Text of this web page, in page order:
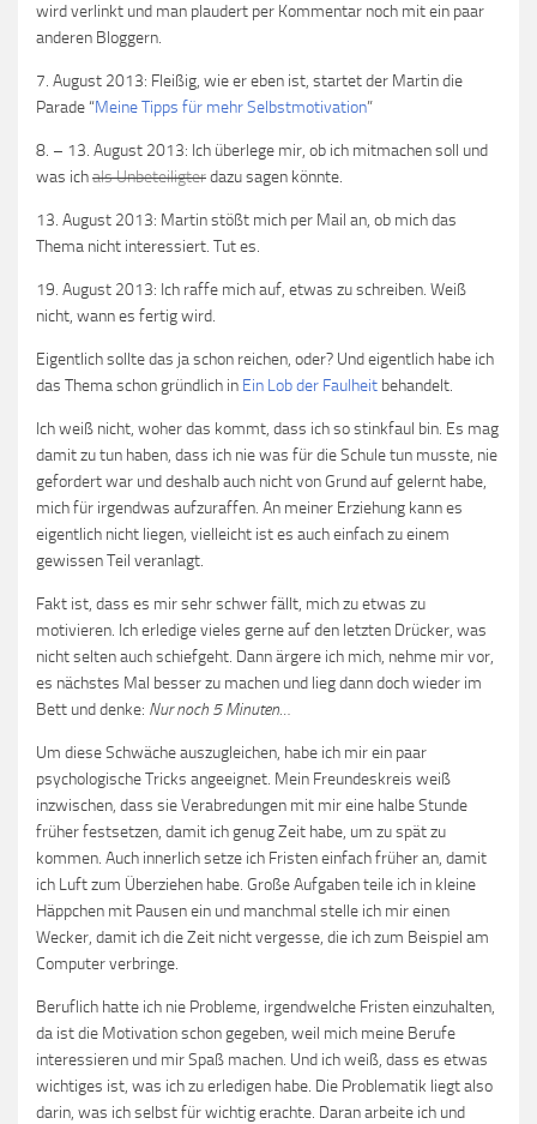
wird verlinkt und man plaudert per Kommentar noch mit ein paar
anderen Bloggern.
7. August 2013: Fleißig, wie er eben ist, startet der Martin die
Parade “Meine Tipps für mehr Selbstmotivation”
8. – 13. August 2013: Ich überlege mir, ob ich mitmachen soll und
was ichals Unbeteiligterdazu sagen könnte.
13. August 2013: Martin stößt mich per Mail an, ob mich das
Thema nicht interessiert. Tut es.
19. August 2013: Ich raffe mich auf, etwas zu schreiben. Weiß
nicht, wann es fertig wird.
Eigentlich sollte das ja schon reichen, oder? Und eigentlich habe ich
das Thema schon gründlich in Ein Lob der Faulheit behandelt.
Ich weiß nicht, woher das kommt, dass ich so stinkfaul bin. Es mag
damit zu tun haben, dass ich nie was für die Schule tun musste, nie
gefordert war und deshalb auch nicht von Grund auf gelernt habe,
mich für irgendwas aufzuraffen. An meiner Erziehung kann es
eigentlich nicht liegen, vielleicht ist es auch einfach zu einem
gewissen Teil veranlagt.
Fakt ist, dass es mir sehr schwer fällt, mich zu etwas zu
motivieren. Ich erledige vieles gerne auf den letzten Drücker, was
nicht selten auch schiefgeht. Dann ärgere ich mich, nehme mir vor,
es nächstes Mal besser zu machen und lieg dann doch wieder im
Bett und denke: Nur noch 5 Minuten…
Um diese Schwäche auszugleichen, habe ich mir ein paar
psychologische Tricks angeeignet. Mein Freundeskreis weiß
inzwischen, dass sie Verabredungen mit mir eine halbe Stunde
früher festsetzen, damit ich genug Zeit habe, um zu spät zu
kommen. Auch innerlich setze ich Fristen einfach früher an, damit
ich Luft zum Überziehen habe. Große Aufgaben teile ich in kleine
Häppchen mit Pausen ein und manchmal stelle ich mir einen
Wecker, damit ich die Zeit nicht vergesse, die ich zum Beispiel am
Computer verbringe.
Beruflich hatte ich nie Probleme, irgendwelche Fristen einzuhalten,
da ist die Motivation schon gegeben, weil mich meine Berufe
interessieren und mir Spaß machen. Und ich weiß, dass es etwas
wichtiges ist, was ich zu erledigen habe. Die Problematik liegt also
darin, was ich selbst für wichtig erachte. Daran arbeite ich und